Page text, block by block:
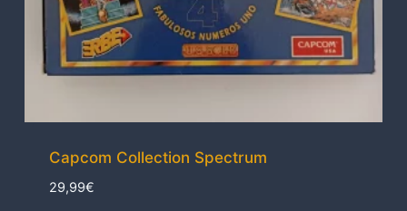
Capcom Collection Spectrum
29,99€